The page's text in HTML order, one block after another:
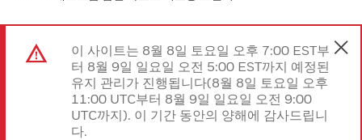
이 사이트는 8월 8일 토요일 오후 7:00 EST부
터 8월 9일 일요일 오전 5:00 EST까지 예정된
유지 관리가 진행됩니다(8월 8일 토요일 오후
11:00 UTC부터 8월 9일 일요일 오전 9:00
UTC까지). 이 기간 동안의 양해에 감사드립니
다.